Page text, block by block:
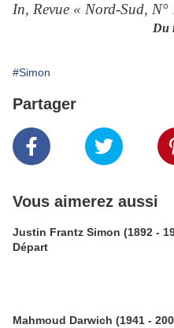
In, Revue « Nord-Sud, N°
Du
#Simon
Partager
Vous aimerez aussi
Justin Frantz Simon (1892 -
Départ
Mahmoud Darwich (1941 -